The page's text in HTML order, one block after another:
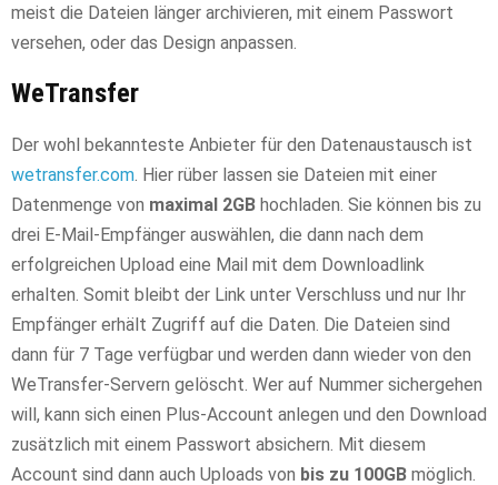
meist die Dateien länger archivieren, mit einem Passwort
versehen, oder das Design anpassen.
WeTransfer
Der wohl bekannteste Anbieter für den Datenaustausch ist
wetransfer.com . Hier rüber lassen sie Dateien mit einer
Datenmenge von maximal 2GB hochladen. Sie können bis zu
drei E-Mail-Empfänger auswählen, die dann nach dem
erfolgreichen Upload eine Mail mit dem Downloadlink
erhalten. Somit bleibt der Link unter Verschluss und nur Ihr
Empfänger erhält Zugriff auf die Daten. Die Dateien sind
dann für 7 Tage verfügbar und werden dann wieder von den
WeTransfer-Servern gelöscht. Wer auf Nummer sichergehen
will, kann sich einen Plus-Account anlegen und den Download
zusätzlich mit einem Passwort absichern. Mit diesem
Account sind dann auch Uploads von bis zu 100GB möglich.